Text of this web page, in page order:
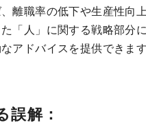
離職率の低下や生産性向
「人」に関する戦略部分
アドバイスを提供できます
誤解：